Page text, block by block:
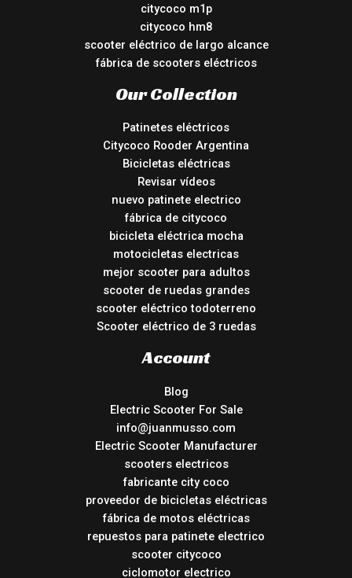
citycoco m1p
citycoco hm8
scooter eléctrico de largo alcance
fábrica de scooters eléctricos
Our Collection
Patinetes eléctricos
Citycoco Rooder Argentina
Bicicletas eléctricas
Revisar vídeos
nuevo patinete electrico
fábrica de citycoco
bicicleta eléctrica mocha
motocicletas electricas
mejor scooter para adultos
scooter de ruedas grandes
scooter eléctrico todoterreno
Scooter eléctrico de 3 ruedas
Account
Blog
Electric Scooter For Sale
info@juanmusso.com
Electric Scooter Manufacturer
scooters electricos
fabricante city coco
proveedor de bicicletas eléctricas
fábrica de motos eléctricas
repuestos para patinete electrico
scooter citycoco
ciclomotor electrico